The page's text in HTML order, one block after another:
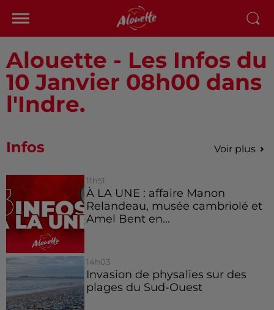
Alouette - Les Infos du
10 Janvier 08h00 dans
l'Indre.
Infos Voir plus
11h51
À LA UNE : affaire Manon
Relandeau, musée cambriolé et
Amel Bent en...
14h03
Invasion de physalies sur des
plages du Sud-Ouest